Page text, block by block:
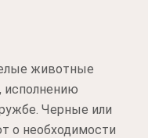
животные
исполнению
Черные или
о необходимости